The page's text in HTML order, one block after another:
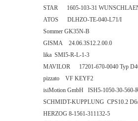
STAR 1605-103-31
ATOS DLHZO-TE-040-L71/I
Sommer GK35N-B
GISMA 24.06.3S12.2.00.0
lika SMI5-R-L-1-3
MAVILOR 17201-670-0040 Typ
pizzato VF KEYF2
isiMotion GmbH ISH5-1050-30-560-
SCHMIDT-KUPPLUNG CPS10.2
HERZOG 8-1561-311132-5